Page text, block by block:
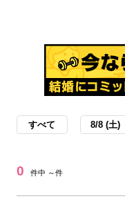
すべて 8/8 (土)
0 件中 ～件